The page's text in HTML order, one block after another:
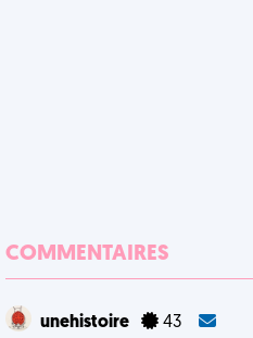
COMMENTAIRES
unehistoire 43